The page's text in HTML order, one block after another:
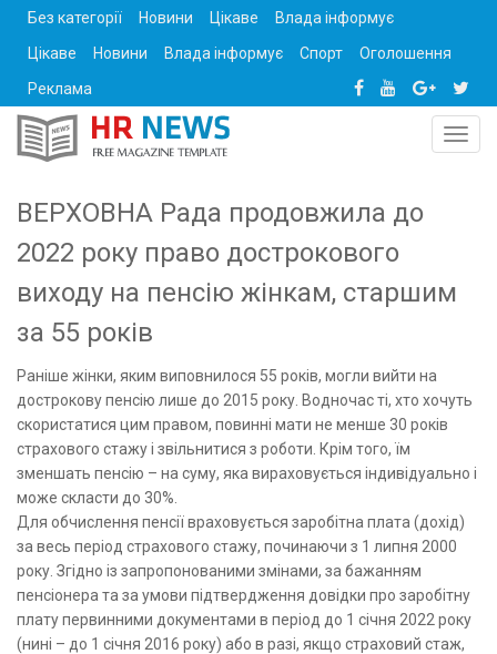
Без категорії Новини Цікаве
Влада інформує
Цікаве
Новини Влада інформує Спорт
Оголошення
Реклама
ВЕРХОВНА Рада продовжила до
2022 року право дострокового
виходу на пенсію жінкам, старшим
за 55 років
Раніше жінки, яким виповнилося 55 років, могли вийти на
дострокову пенсію лише до 2015 року. Водночас ті, хто хочуть
скористатися цим правом, повинні мати не менше 30 років
страхового стажу і звільнитися з роботи. Крім того, їм
зменшать пенсію – на суму, яка вираховується індивідуально і
може скласти до 30%.
Для обчислення пенсії враховується заробітна плата (дохід)
за весь період страхового стажу, починаючи з 1 липня 2000
року. Згідно із запропонованими змінами, за бажанням
пенсіонера та за умови підтвердження довідки про заробітну
плату первинними документами в період до 1 січня 2022 року
(нині – до 1 січня 2016 року) або в разі, якщо страховий стаж,